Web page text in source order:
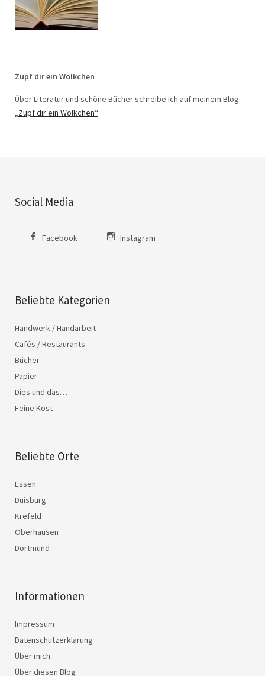
Zupf dir ein Wölkchen
Über Literatur und schöne Bücher schreibe ich auf meinem Blog
„Zupf dir ein Wölkchen“
Social Media
Facebook Instagram
Beliebte Kategorien
Handwerk / Handarbeit
Cafés / Restaurants
Bücher
Papier
Dies und das…
Feine Kost
Beliebte Orte
Essen
Duisburg
Krefeld
Oberhausen
Dortmund
Informationen
Impressum
Datenschutzerklärung
Über mich
Über diesen Blog